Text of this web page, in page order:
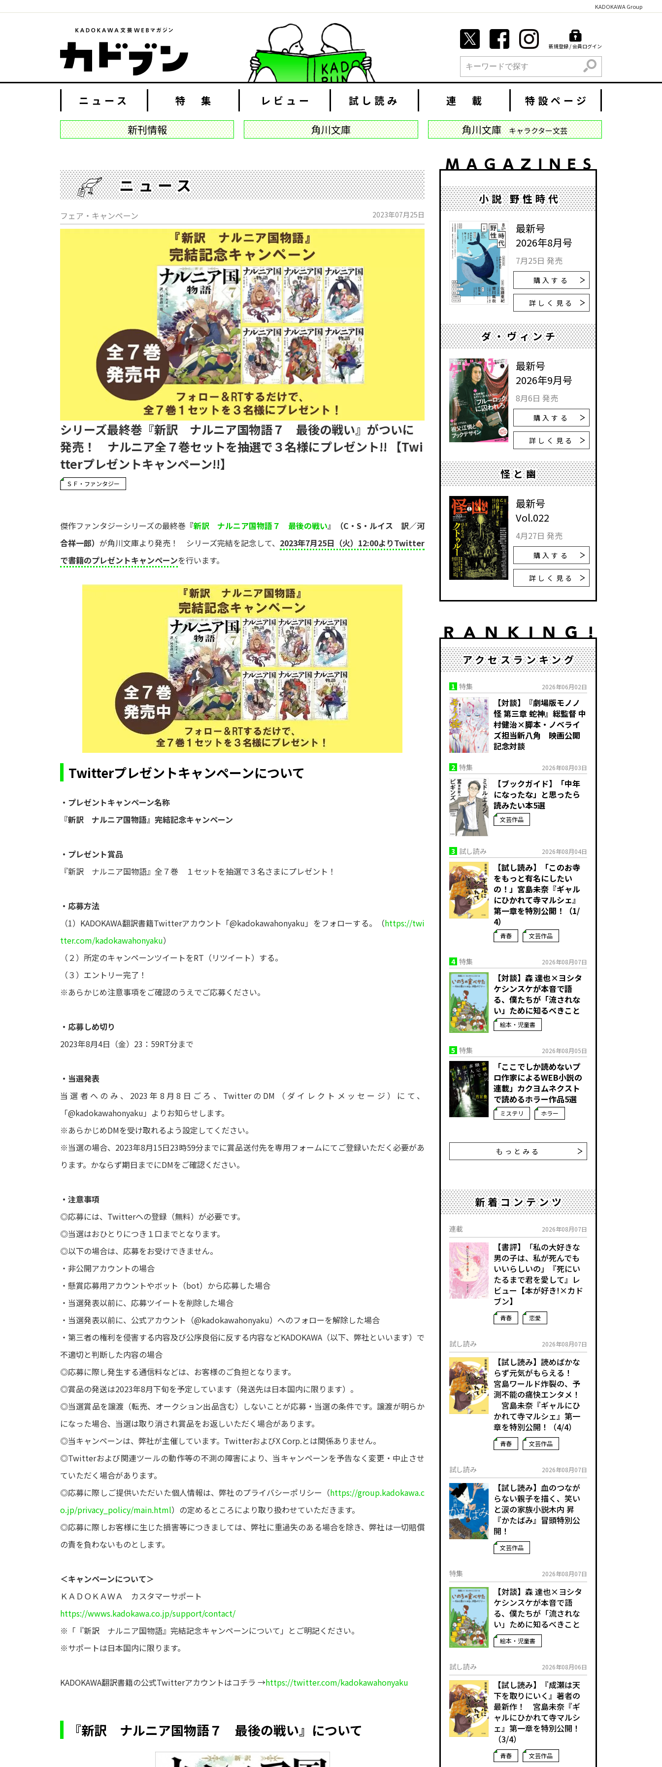
KADOKAWA Group
新規登録 / 会員ログイン
検索
ニュース 特 集 レビュー 試し読み 連 載 特設ページ
新刊情報 角川文庫 角川文庫 キャラクター文芸
ニュース
フェア・キャンペーン 2023年07月25日
シリーズ最終巻『新訳 ナルニア国物語７ 最後の戦い』がついに
発売！ ナルニア全７巻セットを抽選で３名様にプレゼント!! 【Twi
tterプレゼントキャンペーン!!】
ＳＦ・ファンタジー
傑作ファンタジーシリーズの最終巻 『新訳 ナルニア国物語７ 最後の戦い』（C・S・ルイス 訳／河
合祥一郎） が角川文庫より発売！ シリーズ完結を記念して、 2023年7月25日（火）12:00よりTwitter
で書籍のプレゼントキャンペーンを行います。
Twitterプレゼントキャンペーンについて
・プレゼントキャンペーン名称
『新訳 ナルニア国物語』完結記念キャンペーン
・プレゼント賞品
『新訳 ナルニア国物語』全７巻 １セットを抽選で３名さまにプレゼント！
・応募方法
（1）KADOKAWA翻訳書籍Twitterアカウント「@kadokawahonyaku」をフォローする。（https://twi
tter.com/kadokawahonyaku）
（２）所定のキャンペーンツイートをRT（リツイート）する。
（３）エントリー完了！
※あらかじめ注意事項をご確認のうえでご応募ください。
・応募しめ切り
2023年8月4日（金）23：59RT分まで
・当選発表
当選者へのみ、2023年8月8日ごろ、TwitterのDM（ダイレクトメッセージ）にて、
「@kadokawahonyaku」よりお知らせします。
※あらかじめDMを受け取れるよう設定してください。
※当選の場合、2023年8月15日23時59分までに賞品送付先を専用フォームにてご登録いただく必要があ
ります。かならず期日までにDMをご確認ください。
・注意事項
◎応募には、Twitterへの登録（無料）が必要です。
◎当選はおひとりにつき１口までとなります。
◎以下の場合は、応募をお受けできません。
・非公開アカウントの場合
・懸賞応募用アカウントやボット（bot）から応募した場合
・当選発表以前に、応募ツイートを削除した場合
・当選発表以前に、公式アカウント（@kadokawahonyaku）へのフォローを解除した場合
・第三者の権利を侵害する内容及び公序良俗に反する内容などKADOKAWA（以下、弊社といいます）で
不適切と判断した内容の場合
◎応募に際し発生する通信料などは、お客様のご負担となります。
◎賞品の発送は2023年8月下旬を予定しています（発送先は日本国内に限ります）。
◎当選賞品を譲渡（転売、オークション出品含む）しないことが応募・当選の条件です。譲渡が明らか
になった場合、当選は取り消され賞品をお返しいただく場合があります。
◎当キャンペーンは、弊社が主催しています。TwitterおよびX Corp.とは関係ありません。
◎Twitterおよび関連ツールの動作等の不測の障害により、当キャンペーンを予告なく変更・中止させ
ていただく場合があります。
◎応募に際しご提供いただいた個人情報は、弊社のプライバシーポリシー（https://group.kadokawa.c
o.jp/privacy_policy/main.html）の定めるところにより取り扱わせていただきます。
◎応募に際しお客様に生じた損害等につきましては、弊社に重過失のある場合を除き、弊社は一切賠償
の責を負わないものとします。
＜キャンペーンについて＞
ＫＡＤＯＫＡＷＡ カスタマーサポート
https://wwws.kadokawa.co.jp/support/contact/
※「『新訳 ナルニア国物語』完結記念キャンペーンについて」とご明記ください。
※サポートは日本国内に限ります。
KADOKAWA翻訳書籍の公式Twitterアカウントはコチラ →https://twitter.com/kadokawahonyaku
『新訳 ナルニア国物語７ 最後の戦い』について
小説 野性時代
最新号
2026年8月号
7月25日 発売
購入する
詳しく見る
ダ・ヴィンチ
最新号
2026年9月号
8月6日 発売
購入する
詳しく見る
怪と幽
最新号
Vol.022
4月27日 発売
購入する
詳しく見る
アクセスランキング
1 特集 2026年06月02日
【対談】『劇場版モノノ
怪 第三章 蛇神』総監督 中
村健治×脚本・ノベライ
ズ担当新八角 映画公開
記念対談
2 特集 2026年08月03日
【ブックガイド】「中年
になったな」と思ったら
読みたい本5選
文芸作品
3 試し読み 2026年08月04日
【試し読み】「このお寺
をもっと有名にしたい
の！」宮島未奈『ギャル
にひかれて寺マルシェ』
第一章を特別公開！（1/
4）
青春 文芸作品
4 特集 2026年08月07日
【対談】森 達也×ヨシタ
ケシンスケが本音で語
る、僕たちが「流されな
い」ために知るべきこと
絵本・児童書
5 特集 2026年08月05日
「ここでしか読めないプ
ロ作家によるWEB小説の
連載」――カクヨムネクスト
で読めるホラー作品5選
ミステリ ホラー
もっとみる
新着コンテンツ
連載 2026年08月07日
【書評】「私の大好きな
男の子は、私が死んでも
いいらしいの」――『死にい
たるまで君を愛して』レ
ビュー【本が好き!×カド
ブン】
青春 恋愛
試し読み 2026年08月07日
【試し読み】読めばかな
らず元気がもらえる！
宮島ワールド炸裂の、予
測不能の痛快エンタメ！
宮島未奈『ギャルにひ
かれて寺マルシェ』第一
章を特別公開！（4/4）
青春 文芸作品
試し読み 2026年08月07日
【試し読み】血のつなが
らない親子を描く、笑い
と涙の家族小説――木内 昇
『かたばみ』冒頭特別公
開！
文芸作品
特集 2026年08月07日
【対談】森 達也×ヨシタ
ケシンスケが本音で語
る、僕たちが「流されな
い」ために知るべきこと
絵本・児童書
試し読み 2026年08月06日
【試し読み】『成瀬は天
下を取りにいく』著者の
最新作！ 宮島未奈『ギ
ャルにひかれて寺マルシ
ェ』第一章を特別公開！
（3/4）
青春 文芸作品